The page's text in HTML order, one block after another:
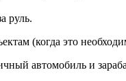
руль.
(когда это
автомобиль и